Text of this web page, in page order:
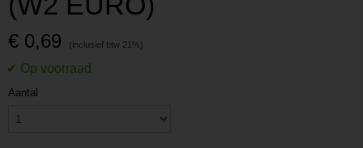
€ 0,69
Aantal